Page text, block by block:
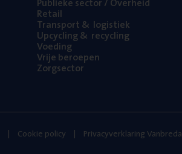
Retail
Trans­port& logistiek
Upcy­cling& recycling
Voe­ding
Vrije beroe­pen
Zorg­sec­tor
Cookie policy Privacyverklaring Vanbreda